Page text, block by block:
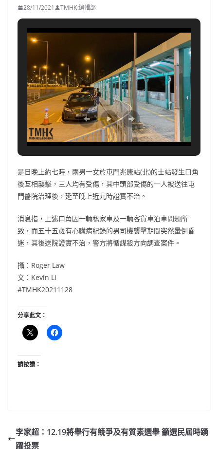
28/11/2021 TMHK 編輯部
是日晚上約七時，兩男一女於屯門兆康站(北)的士站發生口角
後互相襲擊，三人均有受傷，其中頭部受傷的一人被送往屯
門醫院治理後，延至晚上近九時證實不治。
消息指，上述口角因一輛私家車及一輛客貨車泊車問題所
致，而五十五歲有心臟病紀錄的男司機襲擊期間突然暈倒昏
迷，其後送院證實不治，警方將循謀殺方向調查案件。
攝：Roger Law
文：Kevin Li
#TMHK20211128
分享此文：
請按讚：
李家超：12.19將舉行有競爭及有質素選舉 籲選民屆時踴
躍投票